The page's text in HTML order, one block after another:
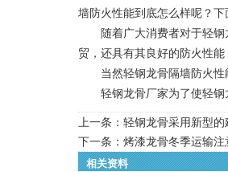
墙防火性能到底怎么样呢？
随着广大消费者对于轻钢龙
贸，还具有其良好的防火性
当然轻钢龙骨隔墙防火性能
轻钢龙骨厂家为了使轻钢龙
上一条： 轻钢龙骨采用新型
下一条： 烤漆龙骨冬季运输注
相关资料